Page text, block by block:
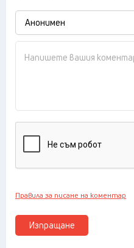
Изпращане
Правила за писане на коментар